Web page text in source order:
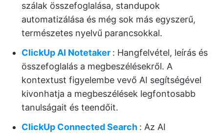
szálak összefoglalása, standupok
automatizálása és még sok más egyszerű,
természetes nyelvű parancsokkal.
ClickUp AI Notetaker : Hangfelvétel, leírás és
összefoglalás a megbeszélésekről. A
kontextust figyelembe vevő AI segítségével
kivonhatja a megbeszélések legfontosabb
tanulságait és teendőit.
ClickUp Connected Search : Az AI